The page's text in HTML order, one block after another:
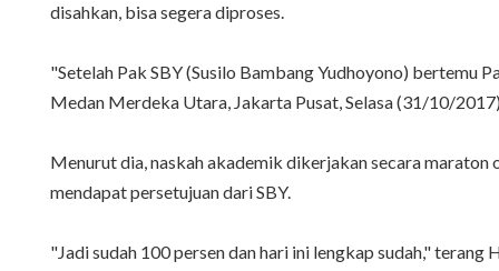
disahkan, bisa segera diproses.
"Setelah Pak SBY (Susilo Bambang Yudhoyono) bertemu
Medan Merdeka Utara, Jakarta Pusat, Selasa (31/10/
Menurut dia, naskah akademik dikerjakan secara maraton
mendapat persetujuan dari SBY.
"Jadi sudah 100 persen dan hari ini lengkap sudah," terang